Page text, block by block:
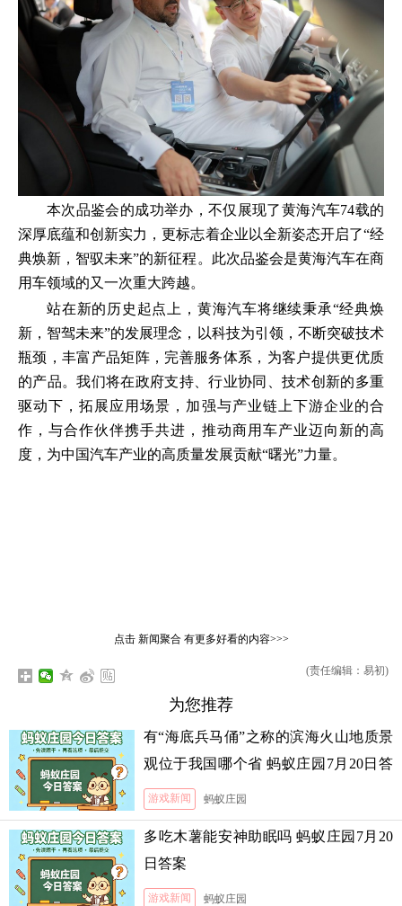
本次品鉴会的成功举办，不仅展现了黄海汽车74载的
深厚底蕴和创新实力，更标志着企业以全新姿态开启了“经
典焕新，智驭未来”的新征程。此次品鉴会是黄海汽车在商
用车领域的又一次重大跨越。
站在新的历史起点上，黄海汽车将继续秉承“经典焕
新，智驾未来”的发展理念，以科技为引领，不断突破技术
瓶颈，丰富产品矩阵，完善服务体系，为客户提供更优质
的产品。我们将在政府支持、行业协同、技术创新的多重
驱动下，拓展应用场景，加强与产业链上下游企业的合
作，与合作伙伴携手共进，推动商用车产业迈向新的高
度，为中国汽车产业的高质量发展贡献“曙光”力量。
点击 新闻聚合有更多好看的内容>>>
(责任编辑：易初)
为您推荐
有“海底兵马俑”之称的滨海火山地质景
观位于我国哪个省 蚂蚁庄园7月20日答
案
游戏新闻 蚂蚁庄园
多吃木薯能安神助眠吗 蚂蚁庄园7月20
日答案
游戏新闻 蚂蚁庄园